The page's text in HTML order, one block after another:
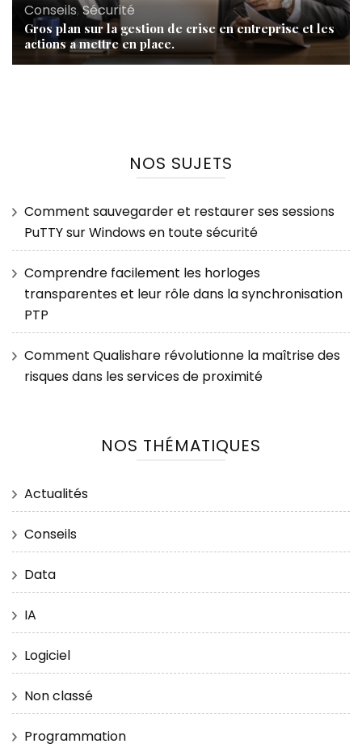
Conseils,Sécurité
Gros plan sur la gestion de crise en entreprise et les
actions a mettre en place.
NOS SUJETS
Comment sauvegarder et restaurer ses sessions
PuTTY sur Windows en toute sécurité
Comprendre facilement les horloges
transparentes et leur rôle dans la synchronisation
PTP
Comment Qualishare révolutionne la maîtrise des
risques dans les services de proximité
NOS THÉMATIQUES
Actualités
Conseils
Data
IA
Logiciel
Non classé
Programmation